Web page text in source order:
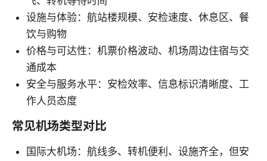
设施与体验：航站楼规模、安检速度、休息区、餐
饮与购物
价格与可达性：机票价格波动、机场周边住宿与交
通成本
安全与服务水平：安检效率、信息标识清晰度、工
作人员态度
常见机场类型对比
国际大机场：航线多、转机便利、设施齐全，但安